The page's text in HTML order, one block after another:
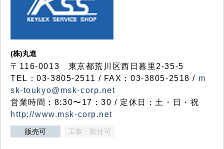
(株)丸進
〒116-0013 東京都荒川区西日暮里2-35-5
TEL：03-3805-2511 / FAX：03-3805-2518 / m
sk-toukyo@msk-corp.net
営業時間：8:30〜17：30 / 定休日：土・日・祝
http://www.msk-corp.net
販売可 工事・取付可